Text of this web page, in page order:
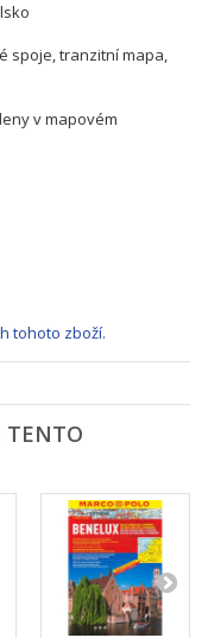
spoje, tranzitní mapa,
v mapovém
tohoto zboží.
TENTO